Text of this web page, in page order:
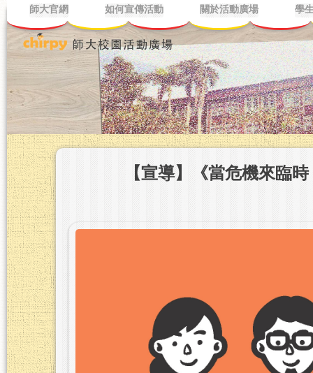
師大官網 如何宣傳活動 關於活動廣場 學
【宣導】《當危機來臨